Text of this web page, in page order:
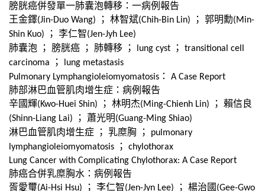
膀胱癌併發單一肺囊泡轉移：一病例報告
王金鐸(Jin-Duo Wang) ； 林智斌(Chih-Bin Lin) ； 郭明勳(Min-
Shin Kuo)
； 李仁智(Jen-Jyh Lee)
肺囊泡 ； 膀胱癌 ； 肺轉移 ； lung cyst ；
transitional cell
carcinoma
；
lung metastasis
Pulmonary Lymphangioleiomyomatosis ： A Case Report
肺部淋巴血管肌肉增生症：病例報告
辛國輝(Kwo-Huei Shin) ； 林明杰(Ming-Chienh Lin) ； 賴信良
(Shinn-Liang Lai) ； 蕭光明(Guang-Ming Shiao)
淋巴血管肌肉增生症 ； 乳糜胸 ；
pulmonary
lymphangioleiomyomatosis
；
chylothorax
Lung Cancer with Complicating Chylothorax: A Case Report
肺癌合併乳糜胸水：病例報告
胥愛璽(Ai-Hsi Hsu) ； 李仁智(Jen-Jyn Lee) ； 楊治國 (Gee-Gwo